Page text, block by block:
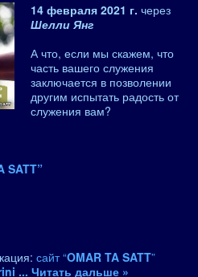
14 февраля 2021 г. через
Шелли Янг
А что, если мы скажем, что
часть вашего служения
заключается в позволении
другим испытать радость от
служения вам?
SATT”
сайт “OMAR TA SATT”
... Читать дальше »